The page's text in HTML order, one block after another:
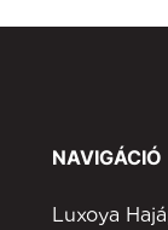
NAVIGÁCIÓ
Luxoya